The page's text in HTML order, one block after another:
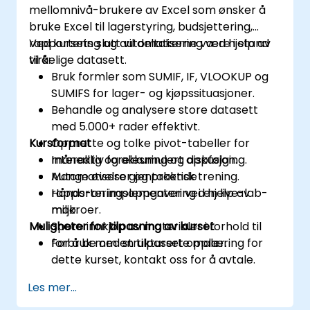
mellomnivå-brukere av Excel som ønsker å
bruke Excel til lagerstyring, budsjettering,
rapportering og automatisering ved hjelp av
virkelige datasett.
Ved kursets slutt vil deltakerne være i stand
til å:
Bruk formler som SUMIF, IF, VLOOKUP og
SUMIFS for lager- og kjøpssituasjoner.
Behandle og analysere store datasett
med 5.000+ rader effektivt.
Opprette og tolke pivot-tabeller for
månedlig og akkumulert oppfølging.
Automatisere gjentakende
rapporteringsoppgaver ved hjelp av
makroer.
Spore innkjøp av materialer i forhold til
forbruk med strukturerte maler.
Kursformat
Interaktiv forelesning og diskusjon.
Mange øvelser og praktisk trening.
Hånds-on implementering i en live-lab-
miljø.
Muligheter for tilpasning av kurset
For å be om en tilpasset opplæring for
dette kurset, kontakt oss for å avtale.
Les mer...